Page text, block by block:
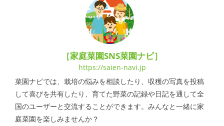
［家庭菜園SNS菜園ナビ］
https://saien-navi.jp
菜園ナビでは、栽培の悩みを相談したり、収穫の写真を投稿
して喜びを共有したり、育てた野菜の記録や日記を通して全
国のユーザーと交流することができます。みんなと一緒に家
庭菜園を楽しみませんか？